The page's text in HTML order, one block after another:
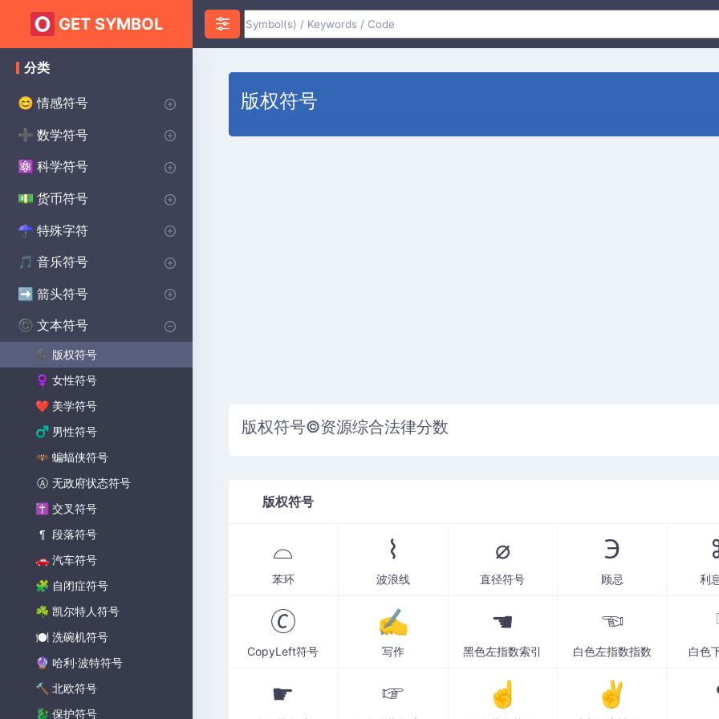
GET SYMBOL
版权符号
版权符号©资源综合法律分数
版权符号
⌓
苯环
⌇
波浪线
⌀
直径符号
℈
顾忌 利
🄫
CopyLeft符号
✍
写作
☚
黑色左指数索引
☜
白色左指数指数 白色
☛ ☞ ☝ ✌️
分类
😊 情感符号
心脏符号
爱符号
愤怒符号
焦虑符号
快乐的符号
悲伤的符号
惊喜符号
恐惧符号
笑脸符号
誓约符号
祝您好运符号
➕ 数学符号
无限符号
代数符号
几何符号
PI符号
三角洲符号
平方根符号
alpha符号
大于符号
小于符号
Sigma符号
加上减去符号
分隔符号
lambda符号
统计符号
求和符号
⚛️ 科学符号
化学符号
物理符号
theta符号
学位符号
欧米茄符号
生物学符号
💵 货币符号
主要世界货币
美分符号
磅货币符号
日本日元货币符号
☂︎ 特殊字符
标点符号
装饰符号
点符号
王子符号
狂战士符号
维京符号
焊接符号
学校符号
星球大战符号
印度符号
异教符号
🎵 音乐符号
注释符号
CLEFS符号
音乐休息符号
重复音乐符号
➡️ 箭头符号
方向箭头
向下箭头符号
右箭头符号
向上箭头符号
商店箭头符号
©️ 文本符号
©️ 版权符号
♀ 女性符号
❤️ 美学符号
♂ 男性符号
🦇 蝙蝠侠符号
Ⓐ 无政府状态符号
✝️ 交叉符号
¶ 段落符号
🚗 汽车符号
🧩 自闭症符号
☘️ 凯尔特人符号
🍽️ 洗碗机符号
🔮 哈利·波特符号
🔨 北欧符号
🐉 保护符号